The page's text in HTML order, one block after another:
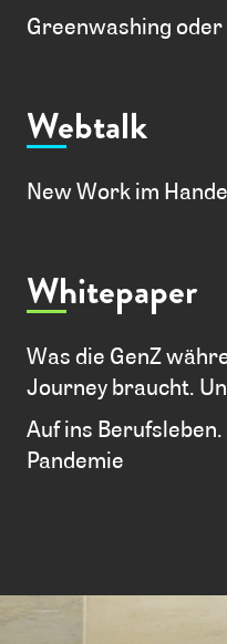
Greenwashing
Webtalk
New Work im
Whitepaper
Was die GenZ
Journey braucht.
Auf ins
Pandemie